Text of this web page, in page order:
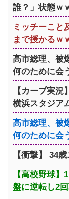
誰？」状態ｗ
ミッチーこ
まで授かるｗ
高市総理、被
何のために会
【カープ実
横浜スタジア
高市総理、被
何のために会
【衝撃】 34
【高校野球
盤に逆転し2